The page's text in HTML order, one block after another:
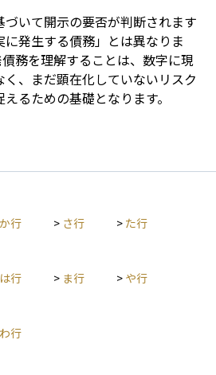
いて開示の要否が判断されます
発生する債務」とは異なりま
務を理解することは、数字に現
、まだ顕在化していないリスク
るための基礎となります。
か行 > さ行 > た行
は行 > ま行 > や行
わ行